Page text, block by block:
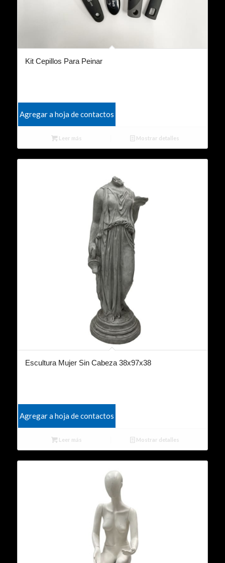
Kit Cepillos Para Peinar
Agregar a hoja de contactos
Leer más Mostrar detalles
Escultura Mujer Sin Cabeza 38x97x38
Agregar a hoja de contactos
Leer más Mostrar detalles